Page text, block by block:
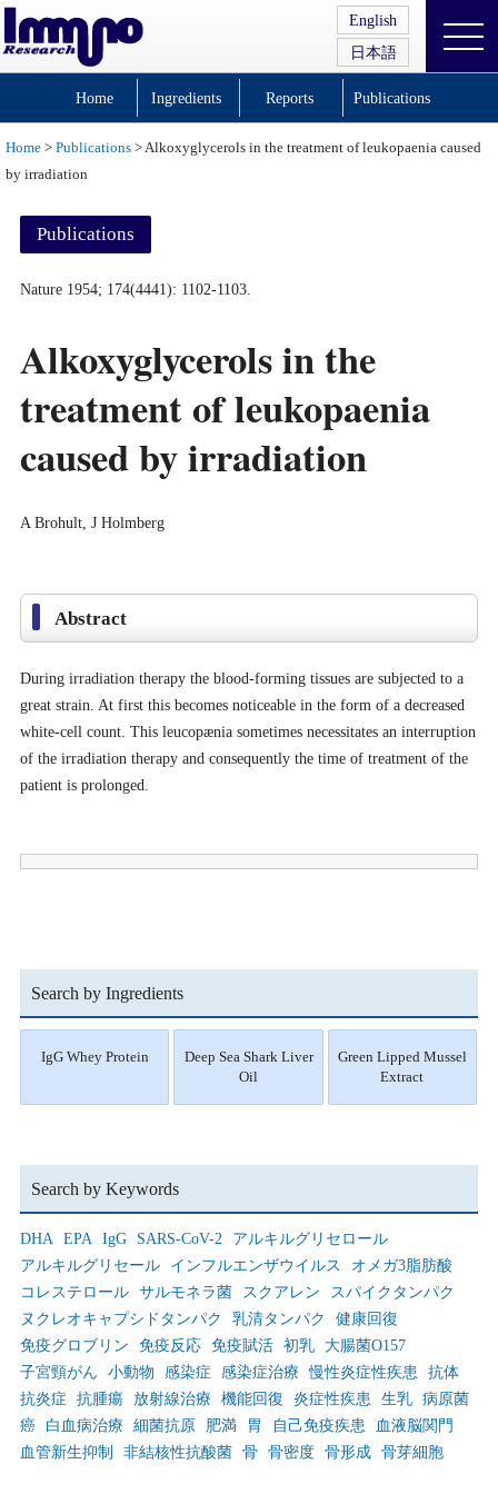
English
日本語
Home Ingredients Reports Publications
Home > Publications > Alkoxyglycerols in the treatment of leukopaenia caused
by irradiation
Publications
Nature 1954; 174(4441): 1102-1103.
Alkoxyglycerols in the
treatment of leukopaenia
caused by irradiation
A Brohult, J Holmberg
Abstract
During irradiation therapy the blood-forming tissues are subjected to a
great strain. At first this becomes noticeable in the form of a decreased
white-cell count. This leucopænia sometimes necessitates an interruption
of the irradiation therapy and consequently the time of treatment of the
patient is prolonged.
Search by Ingredients
IgG Whey Protein
Deep Sea Shark Liver
Oil
Green Lipped Mussel
Extract
Search by Keywords
DHA EPA IgG SARS-CoV-2
アルキルグリセロール
アルキルグリセール
インフルエンザウイルス
オメガ3脂肪酸
コレステロール サルモネラ菌 スクアレン
スパイクタンパク
ヌクレオキャプシドタンパク
乳清タンパク
健康回復
免疫グロブリン
免疫反応 免疫賦活 初乳
大腸菌O157
子宮頸がん
小動物 感染症 感染症治療 慢性炎症性疾患
抗体
抗炎症
抗腫瘍 放射線治療 機能回復 炎症性疾患 生乳 病原菌
癌
白血病治療 細菌抗原 肥満 胃 自己免疫疾患
血液脳関門
血管新生抑制
非結核性抗酸菌 骨 骨密度 骨形成 骨芽細胞